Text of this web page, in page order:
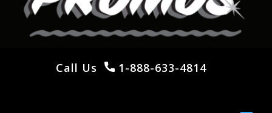
Call Us 1-888-633-4814